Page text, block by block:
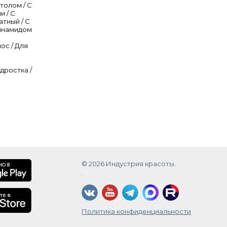
Root
Seed
/ С
/ С
/ С
/ Для
/
© 2026 Индустрия красоты.
.
Политика конфиденциальности